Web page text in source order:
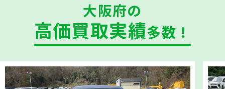
大阪府の
高価買取実績多数！